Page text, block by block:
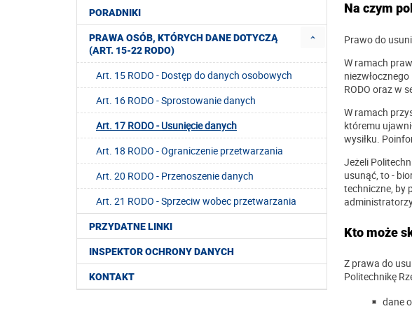
PORADNIKI
PRAWA OSÓB, KTÓRYCH DANE DOTYCZĄ
(ART. 15-22 RODO)
Art. 15 RODO - Dostęp do danych osobowych
Art. 16 RODO - Sprostowanie danych
Art. 17 RODO - Usunięcie danych
Art. 18 RODO - Ograniczenie przetwarzania
Art. 20 RODO - Przenoszenie danych
Art. 21 RODO - Sprzeciw wobec przetwarzania
PRZYDATNE LINKI
INSPEKTOR OCHRONY DANYCH
KONTAKT
Na czym
Prawo do
W ramach
RODO oraz w
W ramach
któremu
wysiłku.
Jeżeli
usunąć, to -
techniczne, by
Kto może
Z prawa do
Politechnikę
dane